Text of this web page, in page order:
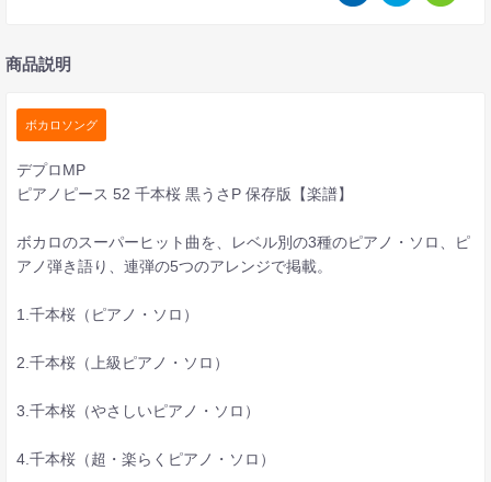
商品説明
ボカロソング
デプロMP
ピアノピース 52 千本桜 黒うさP 保存版【楽譜】
ボカロのスーパーヒット曲を、レベル別の3種のピアノ・ソロ、ピ
アノ弾き語り、連弾の5つのアレンジで掲載。
1.千本桜（ピアノ・ソロ）
2.千本桜（上級ピアノ・ソロ）
3.千本桜（やさしいピアノ・ソロ）
4.千本桜（超・楽らくピアノ・ソロ）